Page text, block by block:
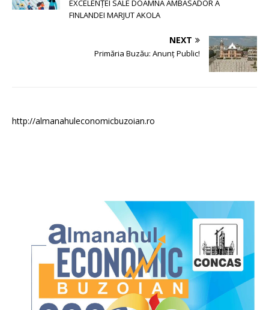
EXCELENȚEI SALE DOAMNA AMBASADOR A
FINLANDEI MARJUT AKOLA
NEXT
Primăria Buzău: Anunț Public!
http://almanahuleconomicbuzoian.ro